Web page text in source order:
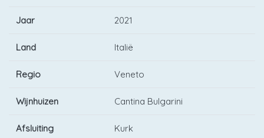
Jaar 2021
Land Italië
Regio Veneto
Wijnhuizen Cantina Bulgarini
Afsluiting Kurk